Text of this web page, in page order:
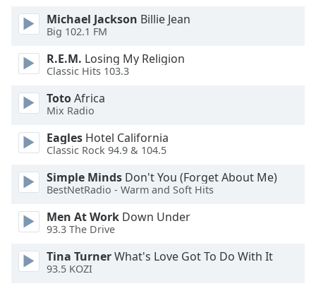
dialog
subtitles
selected
Audio
Track
Picture-
in-
Picture
modal
Beginning
Michael Jackson Billie Jean
Big 102.1 FM
R.E.M. Losing My Religion
Classic Hits 103.3
TotoAfrica
Mix Radio
Eagles Hotel California
Classic Rock 94.9 & 104.5
Simple Minds Don't You (Forget About Me)
BestNetRadio - Warm and Soft Hits
Men At Work Down Under
93.3 The Drive
Tina TurnerWhat's Love Got To Do With It
93.5 KOZI